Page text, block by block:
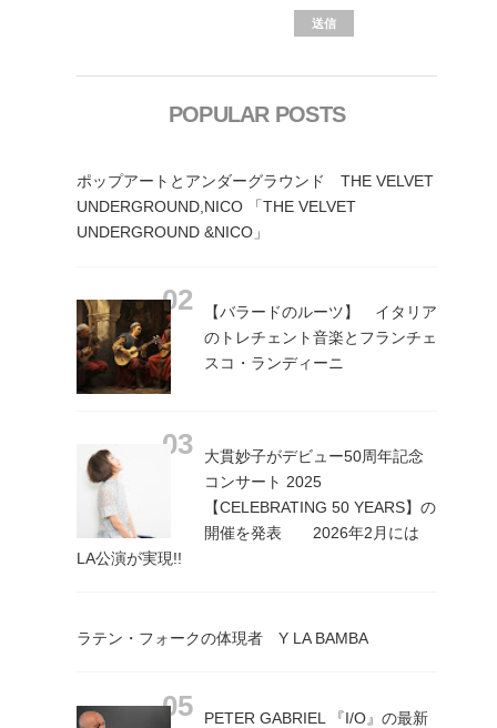
POPULAR POSTS
ポップアートとアンダーグラウンド THE VELVET
UNDERGROUND,NICO 「THE VELVET
UNDERGROUND &NICO」
【バラードのルーツ】 イタリア
のトレチェント音楽とフランチェ
スコ・ランディーニ
大貫妙子がデビュー50周年記念
コンサート 2025
【CELEBRATING 50 YEARS】の
開催を発表 2026年2月には
LA公演が実現!!
ラテン・フォークの体現者 Y LA BAMBA
PETER GABRIEL 『I/O』の最新